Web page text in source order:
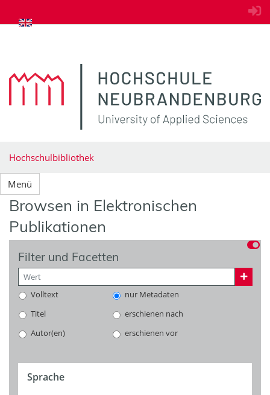
zum Inhalt springen
Hochschulbibliothek
Menü
Browsen in Elektronischen
Publikationen
Filter und Facetten
Volltext
nur Metadaten
Titel
erschienen nach
Autor(en)
erschienen vor
Sprache